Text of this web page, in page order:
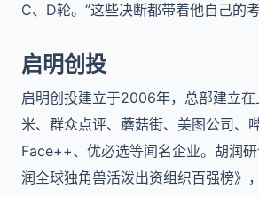
C、D轮。”这些决断都带着他自己的考
启明创投
启明创投建立于2006年，总部建立
米、群众点评、蘑菇街、美图公司、
Face++、优必选等闻名企业。胡润
润全球独角兽活泼出资组织百强榜》